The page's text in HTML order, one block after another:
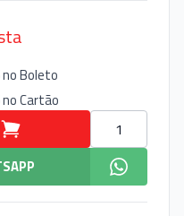
Boleto
Cartão